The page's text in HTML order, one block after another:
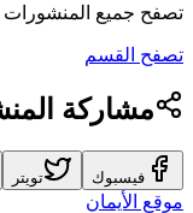
تصفح جميع المنشورات
تصفح القسم
مشاركة
فيسبوك تويتر
موقع الأيمان